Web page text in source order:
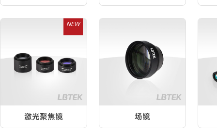
NEW
激光聚焦镜 场镜